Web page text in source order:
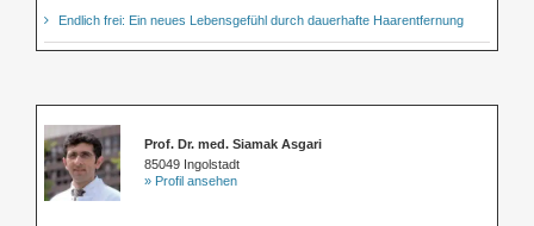
Endlich frei: Ein neues Lebensgefühl durch dauerhafte Haarentfernung
Prof. Dr. med. Siamak Asgari
85049 Ingolstadt
» Profil ansehen